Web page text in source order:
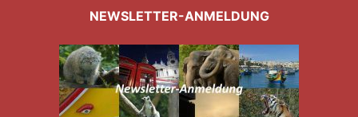
NEWSLETTER-ANMELDUNG